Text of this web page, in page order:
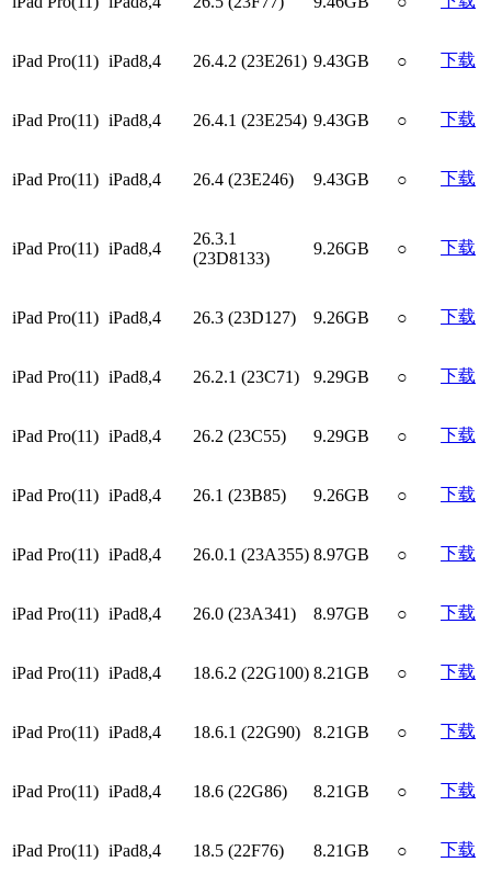
iPad Pro(11) iPad8,4 26.4.2 (23E261) 9.43GB ○ 下载
iPad Pro(11) iPad8,4 26.4.1 (23E254) 9.43GB ○ 下载
iPad Pro(11) iPad8,4 26.4 (23E246) 9.43GB ○ 下载
iPad Pro(11) iPad8,4
26.3.1
(23D8133)
9.26GB ○ 下载
iPad Pro(11) iPad8,4 26.3 (23D127) 9.26GB ○ 下载
iPad Pro(11) iPad8,4 26.2.1 (23C71) 9.29GB ○ 下载
iPad Pro(11) iPad8,4 26.2 (23C55) 9.29GB ○ 下载
iPad Pro(11) iPad8,4 26.1 (23B85) 9.26GB ○ 下载
iPad Pro(11) iPad8,4 26.0.1 (23A355) 8.97GB ○ 下载
iPad Pro(11) iPad8,4 26.0 (23A341) 8.97GB ○ 下载
iPad Pro(11) iPad8,4 18.6.2 (22G100) 8.21GB ○ 下载
iPad Pro(11) iPad8,4 18.6.1 (22G90) 8.21GB ○ 下载
iPad Pro(11) iPad8,4 18.6 (22G86) 8.21GB ○ 下载
iPad Pro(11) iPad8,4 18.5 (22F76) 8.21GB ○ 下载